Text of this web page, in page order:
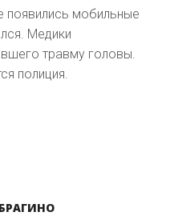
появились мобильные
Медики
травму головы.
полиция.